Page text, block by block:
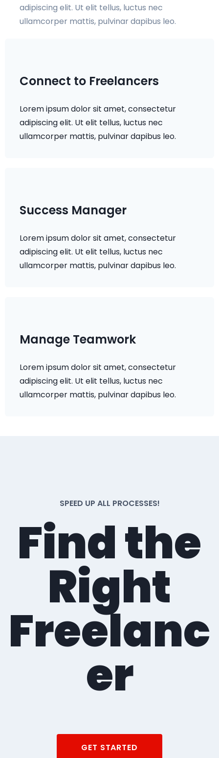
adipiscing elit. Ut elit tellus, luctus nec
ullamcorper mattis, pulvinar dapibus leo.
Connect to Freelancers
Lorem ipsum dolor sit amet, consectetur
adipiscing elit. Ut elit tellus, luctus nec
ullamcorper mattis, pulvinar dapibus leo.
Success Manager
Lorem ipsum dolor sit amet, consectetur
adipiscing elit. Ut elit tellus, luctus nec
ullamcorper mattis, pulvinar dapibus leo.
Manage Teamwork
Lorem ipsum dolor sit amet, consectetur
adipiscing elit. Ut elit tellus, luctus nec
ullamcorper mattis, pulvinar dapibus leo.
SPEED UP ALL PROCESSES!
Find the
Right
Freelanc
er
GET STARTED